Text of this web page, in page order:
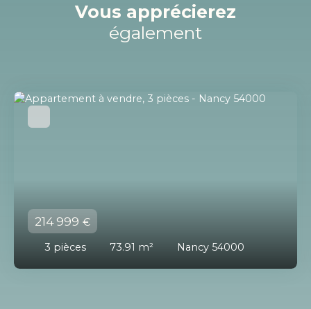
Vous apprécierez
également
214 999 €
3 pièces 73.91 m² Nancy 54000